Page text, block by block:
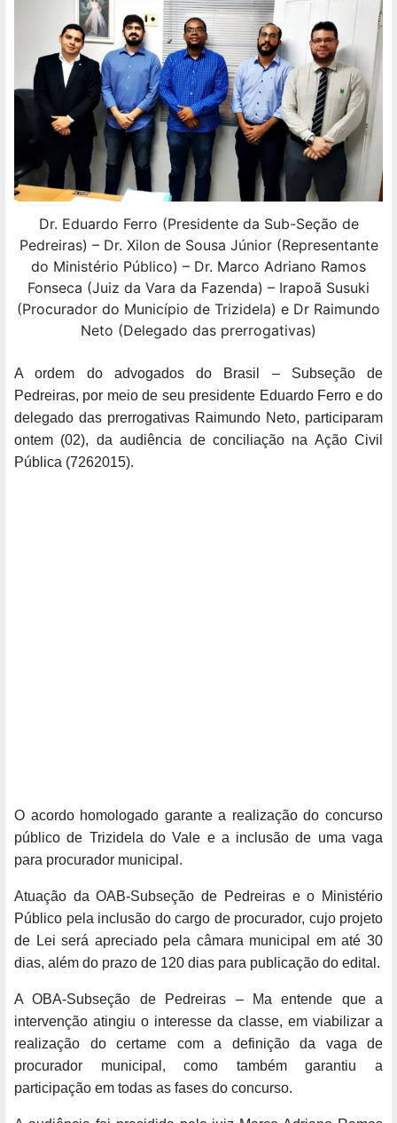
Dr. Eduardo Ferro (Presidente da Sub-Seção de
Pedreiras) – Dr. Xilon de Sousa Júnior (Representante
do Ministério Público) – Dr. Marco Adriano Ramos
Fonseca (Juiz da Vara da Fazenda) – Irapoã Susuki
(Procurador do Município de Trizidela) e Dr Raimundo
Neto (Delegado das prerrogativas)
A ordem do advogados do Brasil – Subseção de
Pedreiras, por meio de seu presidente Eduardo Ferro e do
delegado das prerrogativas Raimundo Neto, participaram
ontem (02), da audiência de conciliação na Ação Civil
Pública (7262015).
O acordo homologado garante a realização do concurso
público de Trizidela do Vale e a inclusão de uma vaga
para procurador municipal.
Atuação da OAB-Subseção de Pedreiras e o Ministério
Público pela inclusão do cargo de procurador, cujo projeto
de Lei será apreciado pela câmara municipal em até 30
dias, além do prazo de 120 dias para publicação do edital.
A OBA-Subseção de Pedreiras – Ma entende que a
intervenção atingiu o interesse da classe, em viabilizar a
realização do certame com a definição da vaga de
procurador municipal, como também garantiu a
participação em todas as fases do concurso.